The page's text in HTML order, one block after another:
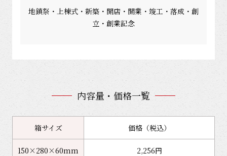
地鎮祭・上棟式・新築・開店・開業・竣工・落成・創
立・創業記念
内容量・価格一覧
箱サイズ 価格（税込）
150×280×60mm 2,256円